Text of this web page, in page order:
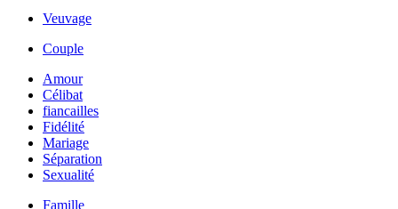
Veuvage
Couple
Amour
Célibat
fiancailles
Fidélité
Mariage
Séparation
Sexualité
Famille